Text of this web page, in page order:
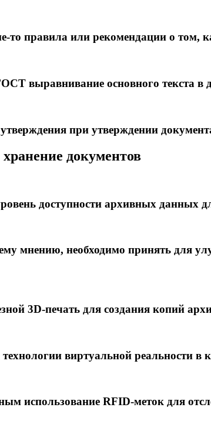
то правила или рекомендации о том,
выравнивание основного текста
при утверждении
документов
доступности архивных данных
мнению, необхо­димо принять для
3D‑печать для создания копий
виртуа­льной реальности в
использование RFID‑меток для